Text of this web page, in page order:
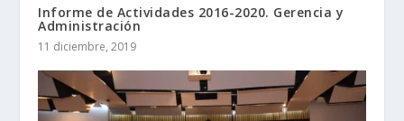
Informe de Actividades 2016-2020. Gerencia y
Administración
11 diciembre, 2019